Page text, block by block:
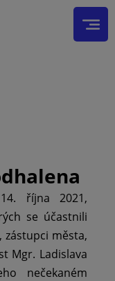
října 2021,
se účastnili
zástupci města,
Mgr. Ladislava
nečekaném